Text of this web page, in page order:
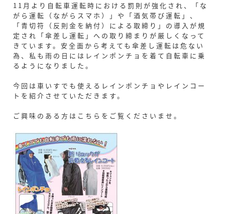
11月より自転車運転時における罰則が強化され、「な
がら運転（ながらスマホ）」や「酒気帯び運転」、
「青切符（反則金を納付）による取締り」の導入が規
定され「傘差し運転」への取り締まりが厳しくなって
きています。安全面から考えても傘差し運転は危ない
為、私も雨の日にはレインポンチョを着て自転車に乗
るようになりました。
今回は車いすでも使えるレインポンチョやレインコー
トを紹介させていただきます。
ご興味のある方はこちらをご覧くださいませ。